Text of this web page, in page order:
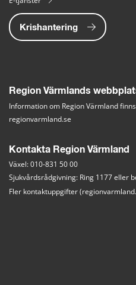
Krishantering
Region Värmlands
Information om Region Värmland
regionvarmland.se
Kontakta Region Värmland
Växel: 010-831 50 00
Sjukvårdsrådgivning: Ring 1177 eller
Fler kontaktuppgifter